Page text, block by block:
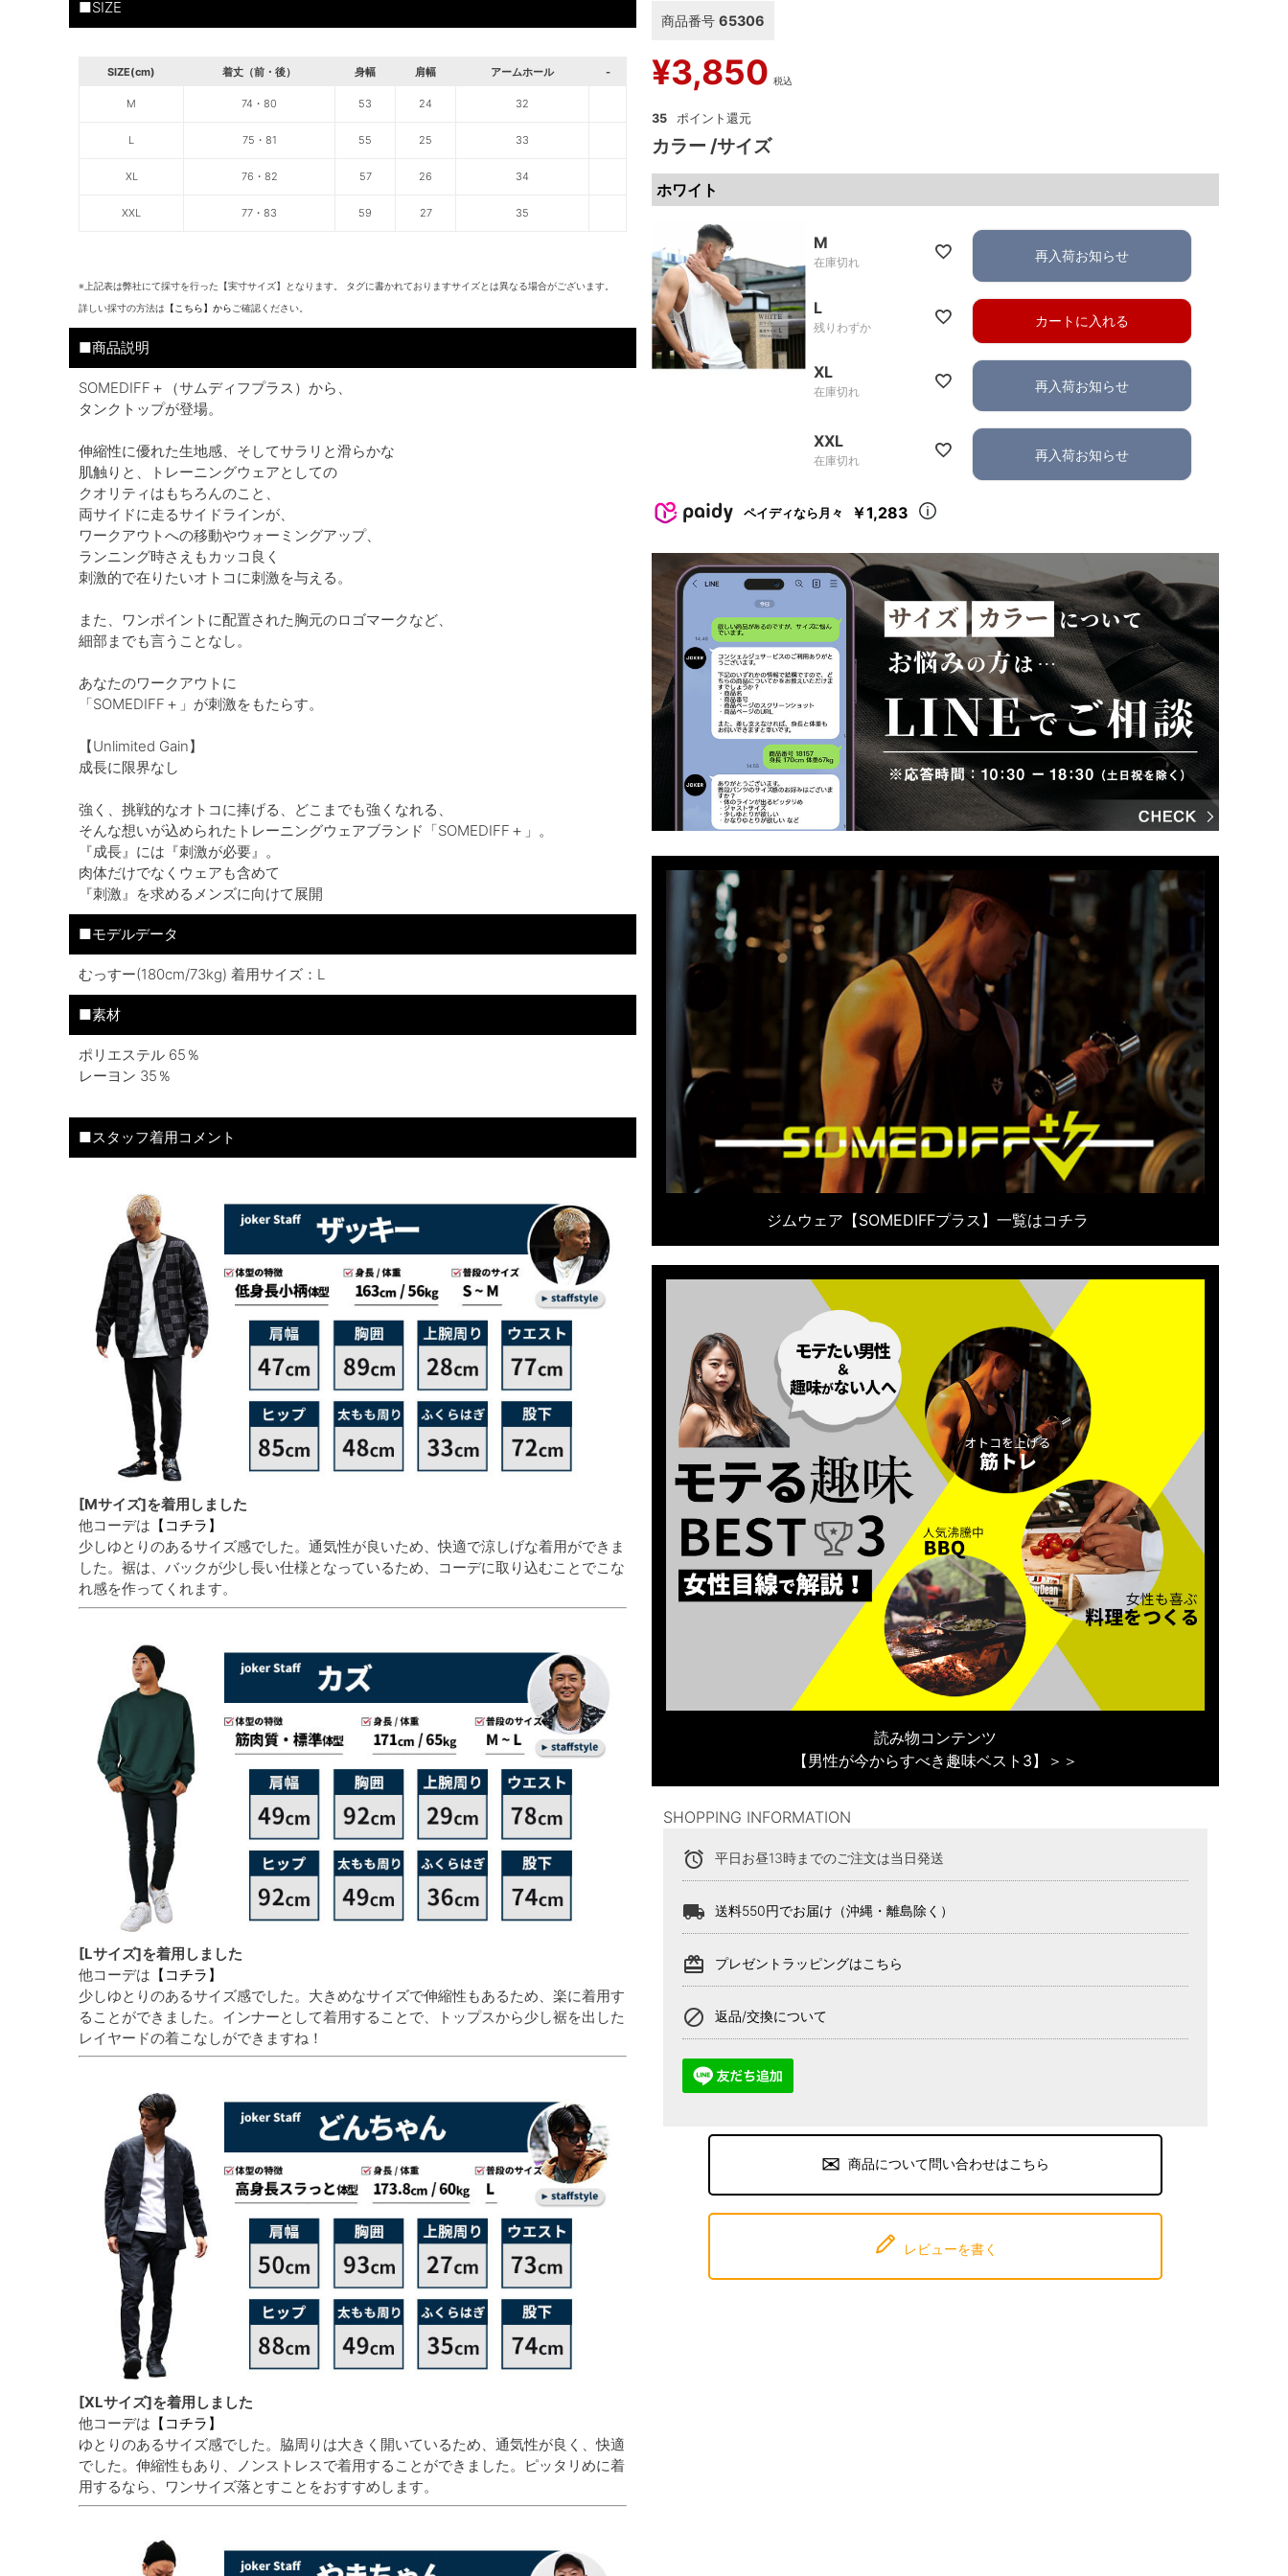
■SIZE
SIZE(cm) 着丈（前・後） 身幅 肩幅 アームホール -
M 74・80 53 24 32
L 75・81 55 25 33
XL 76・82 57 26 34
XXL 77・83 59 27 35
※上記表は弊社にて採寸を行った【実寸サイズ】となります。 タグに書かれておりますサイズとは異なる場合がございます。
詳しい採寸の方法は 【こちら】から ご確認ください。
■商品説明
SOMEDIFF＋（サムディフプラス）から、
タンクトップが登場。
伸縮性に優れた生地感、そしてサラリと滑らかな
肌触りと、トレーニングウェアとしての
クオリティはもちろんのこと、
両サイドに走るサイドラインが、
ワークアウトへの移動やウォーミングアップ、
ランニング時さえもカッコ良く
刺激的で在りたいオトコに刺激を与える。
また、ワンポイントに配置された胸元のロゴマークなど、
細部までも言うことなし。
あなたのワークアウトに
「SOMEDIFF＋」が刺激をもたらす。
【Unlimited Gain】
成長に限界なし
強く、挑戦的なオトコに捧げる、どこまでも強くなれる、
そんな想いが込められたトレーニングウェアブランド「SOMEDIFF＋」。
『成長』には『刺激が必要』。
肉体だけでなくウェアも含めて
『刺激』を求めるメンズに向けて展開
■モデルデータ
むっすー(180cm/73kg) 着用サイズ：L
■素材
ポリエステル 65％
レーヨン 35％
■スタッフ着用コメント
[Mサイズ]を着用しました
他コーデは 【コチラ】
少しゆとりのあるサイズ感でした。通気性が良いため、快適で涼しげな着用ができま
した。裾は、バックが少し長い仕様となっているため、コーデに取り込むことでこな
れ感を作ってくれます。
[Lサイズ]を着用しました
他コーデは 【コチラ】
少しゆとりのあるサイズ感でした。大きめなサイズで伸縮性もあるため、楽に着用す
ることができました。インナーとして着用することで、トップスから少し裾を出した
レイヤードの着こなしができますね！
[XLサイズ]を着用しました
他コーデは 【コチラ】
ゆとりのあるサイズ感でした。脇周りは大きく開いているため、通気性が良く、快適
でした。伸縮性もあり、ノンストレスで着用することができました。ピッタリめに着
用するなら、ワンサイズ落とすことをおすすめします。
商品番号 65306
¥3,850 税込
35
カラー サイズ
ホワイト
M
在庫切れ 再入荷お知らせ
L
残りわずか カートに入れる
XL
在庫切れ 再入荷お知らせ
XXL
在庫切れ 再入荷お知らせ
ペイディなら月々 ￥1,283
ジムウェア【SOMEDIFFプラス】一覧はコチラ
読み物コンテンツ
【男性が今からすべき趣味ベスト3】＞＞
SHOPPING INFORMATION
alarm 平日お昼13時までのご注文は当日発送
local_shipping 送料550円でお届け（沖縄・離島除く）
card_giftcard プレゼントラッピングはこちら
block 返品/交換について
商品について問い合わせはこちら
レビューを書く